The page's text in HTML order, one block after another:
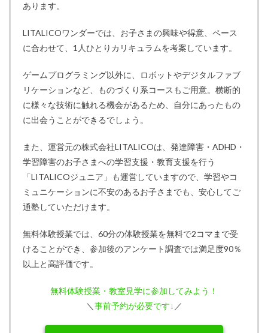
あります。
LITALICOワンダーでは、お子さまの興味や得意、ペース
に合わせて、1人ひとりカリキュラムを考案しています。
ゲームプログラミング以外に、ロボットやデジタルファブ
リケーションなど、ものづくり系コースもご用意。横断的
に様々な技術に触れる機会があるため、自分にあったもの
に出会うことができるでしょう。
また、運営元の株式会社LITALICOは、発達障害・ADHD・
学習障害のお子さまへの学習支援・教育支援を行う
「LITALICOジュニア」も運営していますので、学習やコ
ミュニケーションに不安のあるお子さまでも、安心してご
通塾していただけます。
無料体験授業では、60分の体験授業を無料で2コマまで受
けることができ、参加後のアンケート調査では満足度90％
以上と高評価です。
無料体験授業・教室見学に参加してみよう！
＼ 事前予約が必要です↓ ／